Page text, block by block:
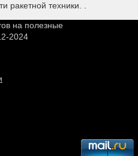
ракетной техники. .
на полезные
2024